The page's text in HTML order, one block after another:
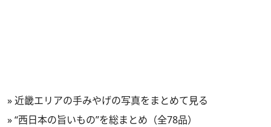
»近畿エリアの手みやげの写真をまとめて見る
»“西日本の旨いもの”を総まとめ（全78品）